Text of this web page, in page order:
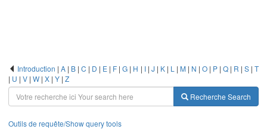
Introduction |A | B |C | D | E | F |G | H | I| J | K| L | M| N | O| P|Q | R |S |T
| U | V| W| X| Y| Z
Recherche Search
Outils de requête/Show query tools